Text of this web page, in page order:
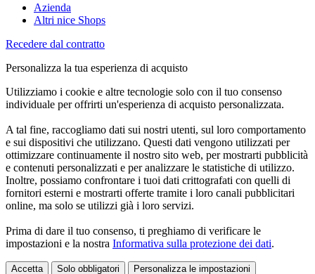
Azienda
Altri nice Shops
Recedere dal contratto
Personalizza la tua esperienza di acquisto
Utilizziamo i cookie e altre tecnologie solo con il tuo consenso
individuale per offrirti un'esperienza di acquisto personalizzata.
A tal fine, raccogliamo dati sui nostri utenti, sul loro comportamento
e sui dispositivi che utilizzano. Questi dati vengono utilizzati per
ottimizzare continuamente il nostro sito web, per mostrarti pubblicità
e contenuti personalizzati e per analizzare le statistiche di utilizzo.
Inoltre, possiamo confrontare i tuoi dati crittografati con quelli di
fornitori esterni e mostrarti offerte tramite i loro canali pubblicitari
online, ma solo se utilizzi già i loro servizi.
Prima di dare il tuo consenso, ti preghiamo di verificare le
impostazioni e la nostra Informativa sulla protezione dei dati.
Accetta Solo obbligatori Personalizza le impostazioni